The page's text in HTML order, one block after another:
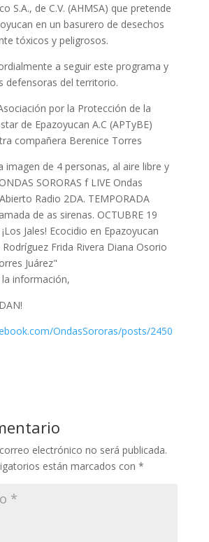
S.A., de C.V. (AHMSA) que pretende
en un basurero de desechos
tóxicos y peligrosos.
a seguir este programa y
defensoras del territorio.
por la Protección de la
de Epazoyucan A.C (APTyBE)
compañera Berenice Torres
información,
OndasSororas/posts/2450
electrónico no será publicada.
están marcados con *